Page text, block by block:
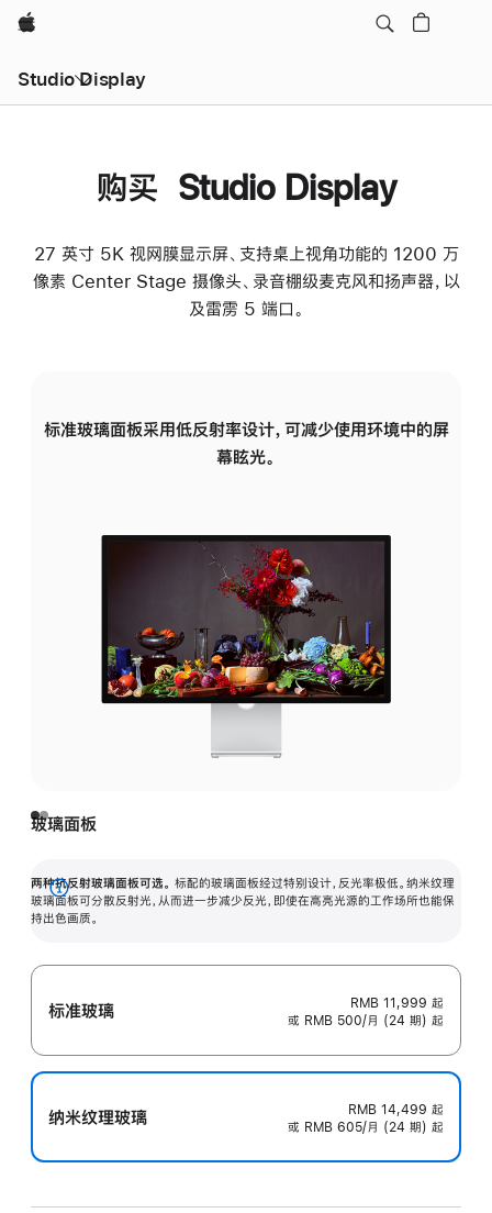
Apple
Studio Display
购买 Studio Display
27 英寸 5K 视网膜显示屏、支持桌上视角功能的 1200 万
像素 Center Stage 摄像头、录音棚级麦克风和扬声器，以
及雷雳 5 端口。
标准玻璃面板采用低反射率设计，可减少使用环境中的屏
幕眩光。
玻璃面板
两种抗反射玻璃面板可选。 标配的玻璃面板经过特别设计，反光率极低。纳米纹理
玻璃面板可分散反射光，从而进一步减少反光，即使在高亮光源的工作场所也能保
持出色画质。
展
开
标准玻璃 RMB 11,999 起
或 RMB 500/月 (24 期) 起
纳米纹理玻璃 RMB 14,499 起
或 RMB 605/月 (24 期) 起